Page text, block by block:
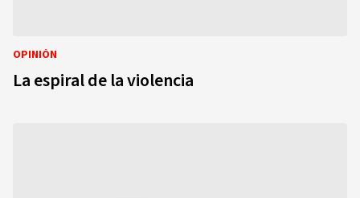
OPINIÓN
La espiral de la violencia